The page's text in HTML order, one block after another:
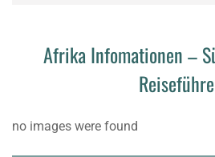
Afrika Infomationen –
no images were found